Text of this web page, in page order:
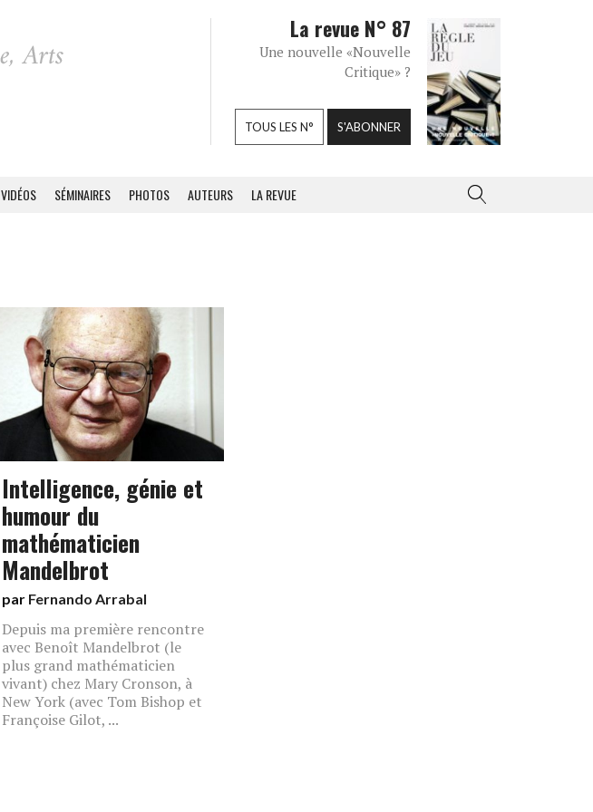
La revue N° 87
Une nouvelle «Nouvelle
Critique» ?
TOUS LES N° S'ABONNER
VIDÉOS SÉMINAIRES PHOTOS AUTEURS LA REVUE
Intelligence, génie et
humour du
mathématicien
Mandelbrot
par Fernando Arrabal
Depuis ma première rencontre
avec Benoît Mandelbrot (le
plus grand mathématicien
vivant) chez Mary Cronson, à
New York (avec Tom Bishop et
Françoise Gilot, ...